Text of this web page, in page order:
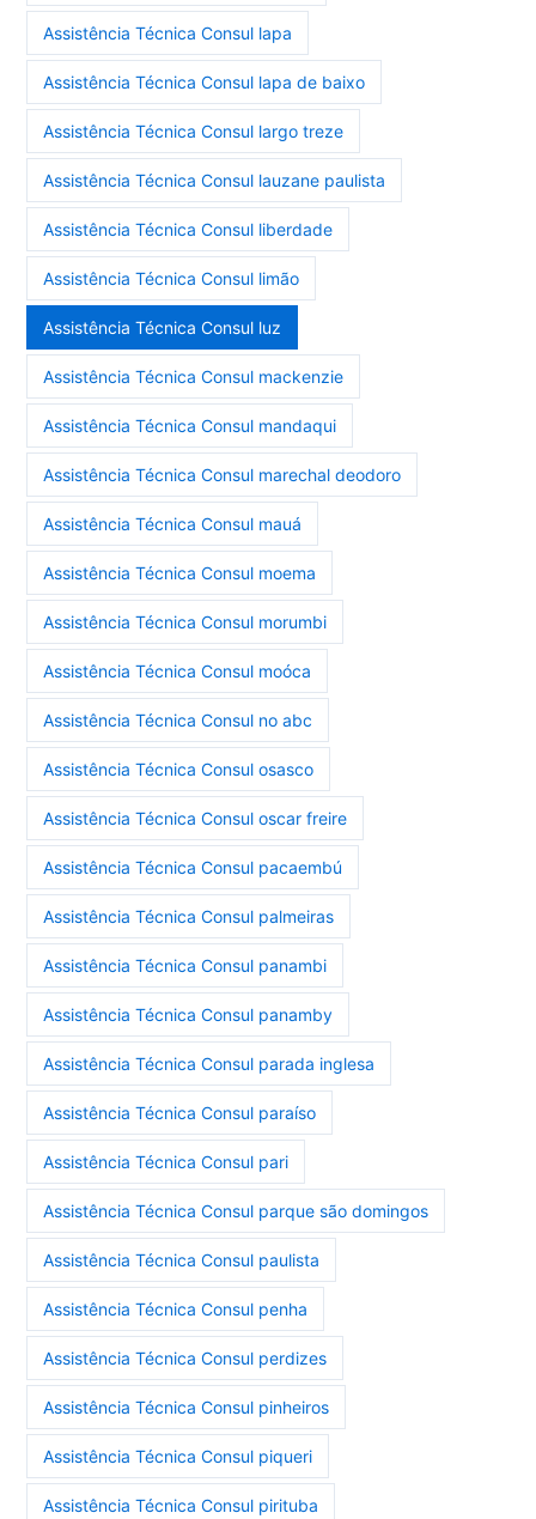
Assistência Técnica Consul lapa
Assistência Técnica Consul lapa de baixo
Assistência Técnica Consul largo treze
Assistência Técnica Consul lauzane paulista
Assistência Técnica Consul liberdade
Assistência Técnica Consul limão
Assistência Técnica Consul luz
Assistência Técnica Consul mackenzie
Assistência Técnica Consul mandaqui
Assistência Técnica Consul marechal deodoro
Assistência Técnica Consul mauá
Assistência Técnica Consul moema
Assistência Técnica Consul morumbi
Assistência Técnica Consul moóca
Assistência Técnica Consul no abc
Assistência Técnica Consul osasco
Assistência Técnica Consul oscar freire
Assistência Técnica Consul pacaembú
Assistência Técnica Consul palmeiras
Assistência Técnica Consul panambi
Assistência Técnica Consul panamby
Assistência Técnica Consul parada inglesa
Assistência Técnica Consul paraíso
Assistência Técnica Consul pari
Assistência Técnica Consul parque são domingos
Assistência Técnica Consul paulista
Assistência Técnica Consul penha
Assistência Técnica Consul perdizes
Assistência Técnica Consul pinheiros
Assistência Técnica Consul piqueri
Assistência Técnica Consul pirituba